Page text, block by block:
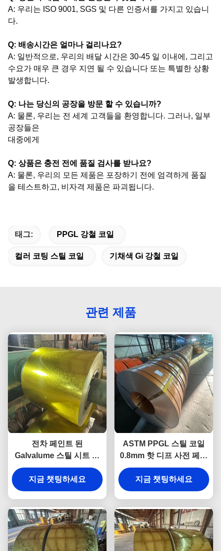
A: 우리는 ISO 9001, SGS 및 다른 인증서를 가지고 있습니
다.
Q: 배송시간은 얼마나 걸리나요?
A: 일반적으로, 우리의 배달 시간은 30-45 일 이내에, 그리고
수요가 매우 큰 경우 지연 될 수 있습니다 또는 특별한 상황
발생합니다.
Q: 나는 당신의 공장을 방문 할 수 있습니까?
A: 물론, 우리는 전 세계 고객들을 환영합니다. 그러나, 일부
공장들은
대중에게
Q: 상품은 충전 전에 품질 검사를 받나요?
A: 물론, 우리의 모든 제품은 포장하기 전에 엄격하게 품질
을 테스트하고, 비자격 제품은 파괴됩니다.
태그: PPGL 강철 코일
컬러 코팅 스틸 코일 기채색 Gi 강철 코일
관련 제품
전차 페인트 된
Galvalume 스틸 시트 코
일 Gsm 550 Ppgi 스틸 코
일
지금 챗팅하세요
ASTM PPGL 스틸 코일
0.8mm 핫 디프 사전 페인
트 된 아연 코일
지금 챗팅하세요